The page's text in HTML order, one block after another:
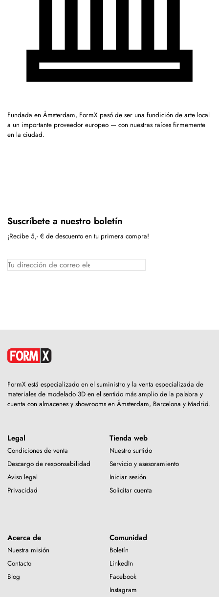
Fundada en Ámsterdam, FormX pasó de ser una fundición de arte local
a un importante proveedor europeo — con nuestras raíces firmemente
en la ciudad.
Suscríbete a nuestro boletín
¡Recibe 5,- € de descuento en tu primera compra!
FormX está especializado en el suministro y la venta especializada de
materiales de modelado 3D en el sentido más amplio de la palabra y
cuenta con almacenes y showrooms en Ámsterdam, Barcelona y Madrid.
Legal
Condiciones de venta
Descargo de responsabilidad
Aviso legal
Privacidad
Tienda web
Nuestro surtido
Servicio y asesoramiento
Iniciar sesión
Solicitar cuenta
Acerca de
Nuestra misión
Contacto
Blog
Comunidad
Boletín
LinkedIn
Facebook
Instagram